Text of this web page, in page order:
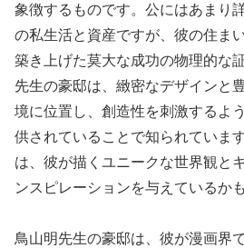
象徴するものです。公にはあまり
の私生活と資産ですが、彼の住ま
築き上げた莫大な成功の物理的な
先生の豪邸は、緻密なデザインと
境に位置し、創造性を刺激するよ
供されていることで知られていま
は、彼が描くユニークな世界観と
ンスピレーションを与えているか
鳥山明先生の豪邸は、彼が漫画界